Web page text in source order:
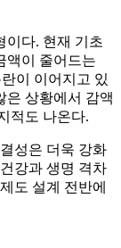
이다. 현재 기초
액이 줄어드는
이 이어지고 있
은 상황에서 감액
적도 나온다.
성은 더욱 강화
강과 생명 격차
도 설계 전반에